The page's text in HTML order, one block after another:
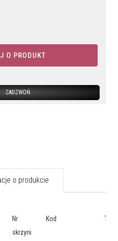
O PRODUKT
ZADZWOŃ
o produkcie
Nr
skrzyni
Kod Typ